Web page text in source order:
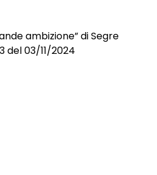
ambizione” di Segre
del 03/11/2024